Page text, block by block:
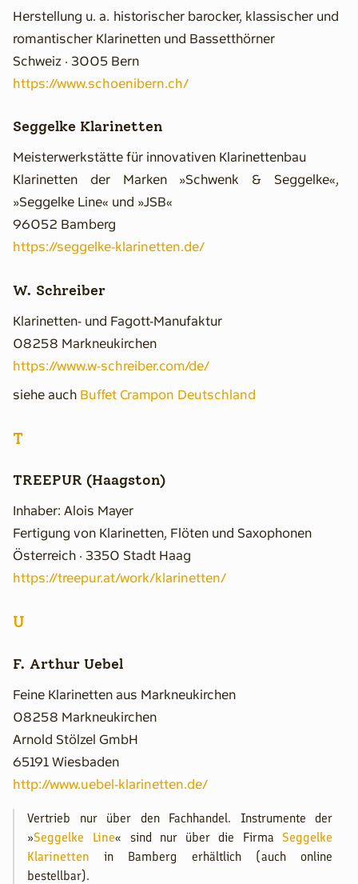
Herstellung u. a. historischer barocker, klassischer und
romantischer Klarinetten und Bassetthörner
Schweiz · 3005 Bern
https://www.schoenibern.ch/
Seggelke Klarinetten
Meisterwerkstätte für innovativen Klarinettenbau
Klarinetten der Marken »Schwenk & Seggelke«,
»Seggelke Line« und »JSB«
96052 Bamberg
https://seggelke-klarinetten.de/
W. Schreiber
Klarinetten- und Fagott-Manufaktur
08258 Markneukirchen
https://www.w-schreiber.com/de/
siehe auch Buffet Crampon Deutschland
T
TREEPUR (Haagston)
Inhaber: Alois Mayer
Fertigung von Klarinetten, Flöten und Saxophonen
Österreich · 3350 Stadt Haag
https://treepur.at/work/klarinetten/
U
F. Arthur Uebel
Feine Klarinetten aus Markneukirchen
08258 Markneukirchen
Arnold Stölzel GmbH
65191 Wiesbaden
http://www.uebel-klarinetten.de/
Vertrieb nur über den Fachhandel. Instrumente der
»Seggelke Line« sind nur über die Firma Seggelke
Klarinetten in Bamberg erhältlich (auch online
bestellbar).